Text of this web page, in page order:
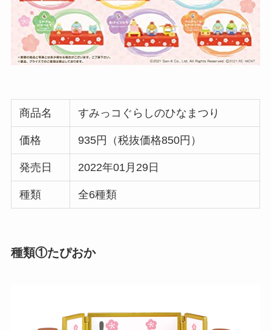
商品名 すみっコぐらしのひなまつり
価格 935円（税抜価格850円）
発売日 2022年01月29日
種類 全6種類
種類①たぴおか